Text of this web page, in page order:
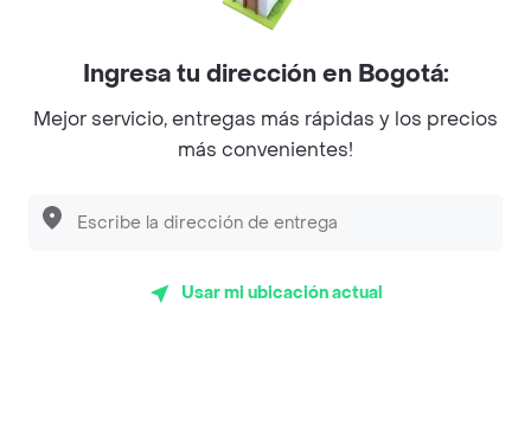
Myriam Camhi Co
Magnifique
Desayunadero de la 42
Ingresa tu dirección en Bogotá:
Mejor servicio, entregas más rápidas y los precios
más convenientes!
Usar mi ubicación actual